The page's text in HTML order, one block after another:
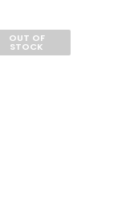
OUT OF
STOCK